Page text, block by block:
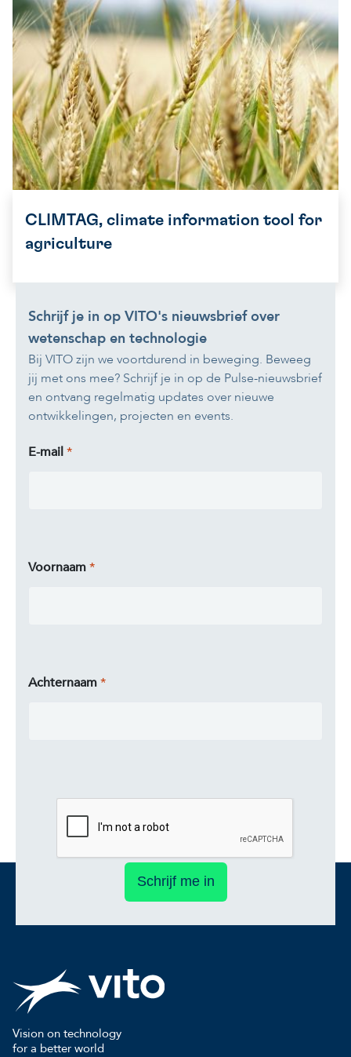
CLIMTAG, climate information tool for
agriculture
Schrijf je in op VITO's nieuwsbrief over
wetenschap en technologie
Bij VITO zijn we voortdurend in beweging. Beweeg
jij met ons mee? Schrijf je in op de Pulse-nieuwsbrief
en ontvang regelmatig updates over nieuwe
ontwikkelingen, projecten en events.
E-mail
Voornaam
Achternaam
Schrijf me in
Vision on technology
for a better world